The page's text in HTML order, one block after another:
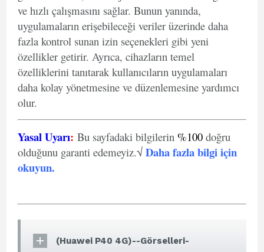
ve hızlı çalışmasını sağlar. Bunun yanında,
uygulamaların erişebileceği veriler üzerinde daha
fazla kontrol sunan izin seçenekleri gibi yeni
özellikler getirir. Ayrıca, cihazların temel
özelliklerini tanıtarak kullanıcıların uygulamaları
daha kolay yönetmesine ve düzenlemesine yardımcı
olur.
Yasal Uyarı: Bu sayfadaki bilgilerin %100 doğru
olduğunu garanti edemeyiz.√ Daha fazla bilgi için
okuyun.
(Huawei P40 4G)--Görselleri-